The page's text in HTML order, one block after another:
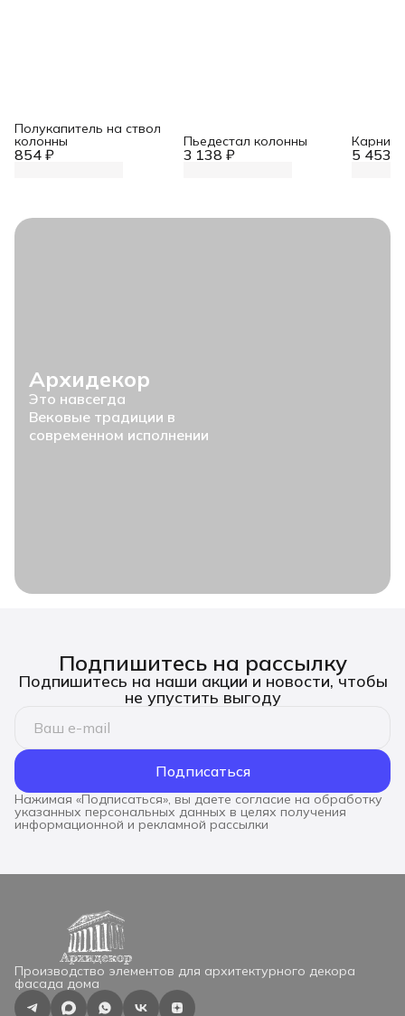
854 ₽
Полукапитель на ствол
колонны
3 138 ₽
Пьедестал колонны
5 453 ₽
Карниз
Архидекор
Это навсегда
Вековые традиции в
современном исполнении
Подпишитесь на рассылку
Подпишитесь на наши акции и новости, чтобы
не упустить выгоду
Подписаться
Нажимая «Подписаться», вы даете согласие на обработку
указанных персональных данных в целях получения
информационной и рекламной рассылки
Производство элементов для архитектурного декора
фасада дома